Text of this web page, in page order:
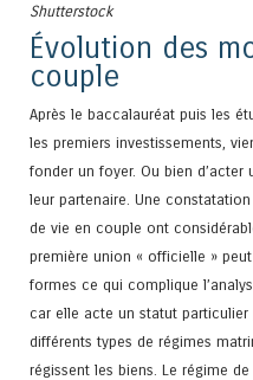
Shutterstock
Évolution des
couple
Après le baccalauréat puis les
les premiers investissements,
fonder un foyer. Ou bien
leur partenaire. Une
de vie en couple ont
première union « officielle »
formes ce qui complique
car elle acte un statut
différents types de régimes
régissent les biens. Le régime